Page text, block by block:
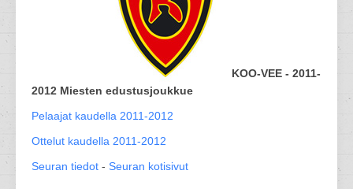
KOO-VEE - 2011-
2012 Miesten edustusjoukkue
Pelaajat kaudella 2011-2012
Ottelut kaudella 2011-2012
Seuran tiedot - Seuran kotisivut